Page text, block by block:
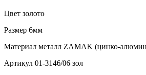
Цвет золото
Размер 6мм
Материал металл ZAMAK (цинко-
Артикул 01-3146/06 зол